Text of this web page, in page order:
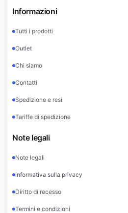
Informazioni
Tutti i prodotti
Outlet
Chi siamo
Contatti
Spedizione e resi
Tariffe di spedizione
Note legali
Note legali
Informativa sulla privacy
Diritto di recesso
Termini e condizioni